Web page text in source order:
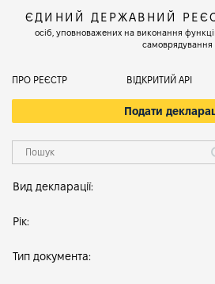
ЄДИНИЙ ДЕРЖАВНИЙ
осіб, уповноважених на виконання
самоврядування
ПРО РЕЄСТР ВІДКРИТИЙ АРІ
Подати
Вид декларації:
Рік:
Тип документа: